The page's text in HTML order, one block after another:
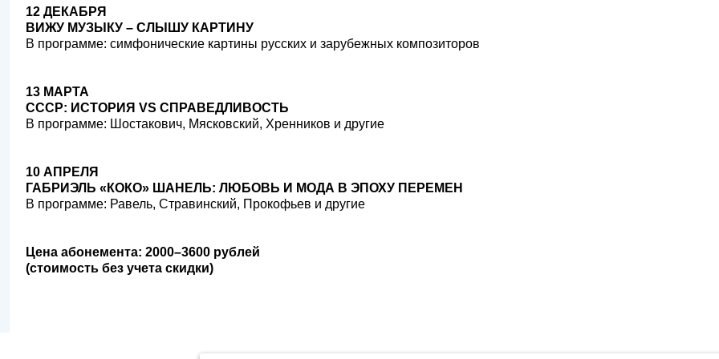
12 ДЕКАБРЯ
ВИЖУ МУЗЫКУ – СЛЫШУ КАРТИНУ
В программе: симфонические картины русских и зарубежных композиторов
13 МАРТА
СССР: ИСТОРИЯ VS СПРАВЕДЛИВОСТЬ
В программе: Шостакович, Мясковский, Хренников и другие
10 АПРЕЛЯ
ГАБРИЭЛЬ «КОКО» ШАНЕЛЬ: ЛЮБОВЬ И МОДА В ЭПОХУ ПЕРЕМЕН
В программе: Равель, Стравинский, Прокофьев и другие
Цена абонемента: 2000–3600 рублей
(стоимость без учета скидки)
Продолжая использовать наш сайт, вы даёте согласие на обработку файлов Cookies и использование сервисов веб-аналитики